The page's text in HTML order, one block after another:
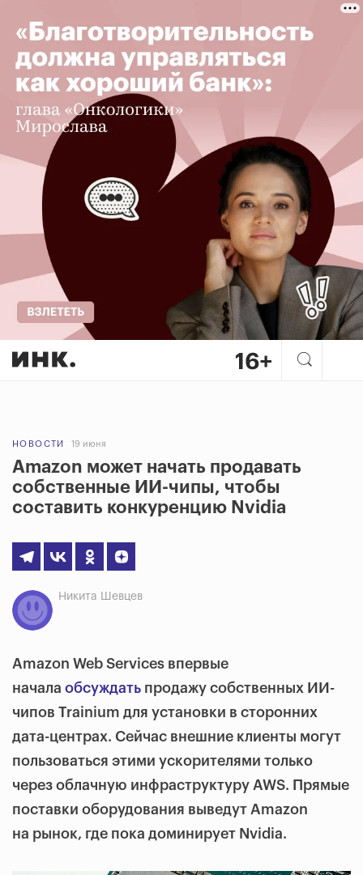
НОВОСТИ 19 июня
Amazon может начать продавать
собственные ИИ-чипы, чтобы
составить конкуренцию Nvidia
Никита Шевцев
Amazon Web Services впервые
начала обсуждать продажу собственных ИИ-
чипов Trainium для установки в сторонних
дата-центрах. Сейчас внешние клиенты могут
пользоваться этими ускорителями только
через облачную инфраструктуру AWS. Прямые
поставки оборудования выведут Amazon
на рынок, где пока доминирует Nvidia.